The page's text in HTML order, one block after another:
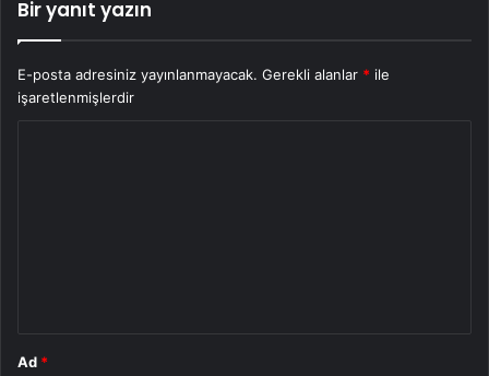
Bir yanıt yazın
E-posta adresiniz yayınlanmayacak. Gerekli alanlar * ile
işaretlenmişlerdir
Ad *